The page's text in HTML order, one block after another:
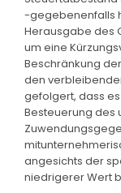
-gegebenenfalls
Herausgabe des
um eine
Beschränkung
den
gefolgert, dass es
Besteuerung des
angesichts der
niedrigerer Wert